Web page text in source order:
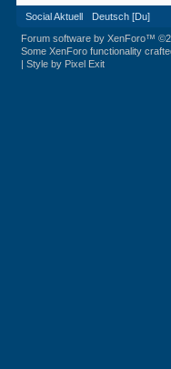
Social Aktuell Deutsch [Du]
Forum software by XenForo™
Some XenForo functionality
|Style by Pixel Exit